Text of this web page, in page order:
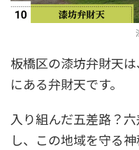
板橋区の漆坊弁財天
にある弁財天です。
入り組んだ五差路？
し、この地域を守る